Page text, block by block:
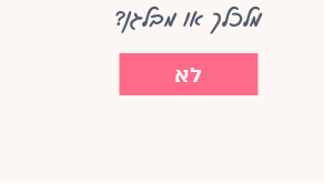
מלכלך או מבלגן?
לא